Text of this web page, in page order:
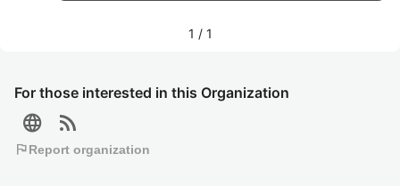
For those interested in this Organization
language rss_feed
flagReport organization
1 / 1